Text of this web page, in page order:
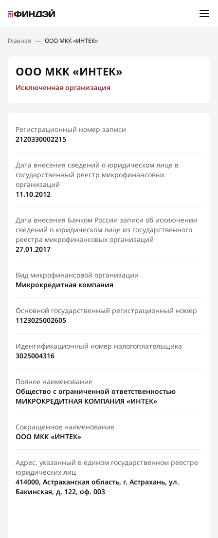
Подбор займа
Новости
Финансовое просвещение
Главная — ООО МКК «ИНТЕК»
ООО МКК «ИНТЕК»
Исключенная организация
Регистрационный номер записи
2120330002215
Дата внесения сведений о юридическом лице в
государственный реестр микрофинансовых
организаций
11.10.2012
Дата внесения Банком России записи об исключении
сведений о юридическом лице из государственного
реестра микрофинансовых организаций
27.01.2017
Вид микрофинансовой организации
Микрокредитная компания
Основной государственный регистрационный номер
1123025002605
Идентификационный номер налогоплательщика
3025004316
Полное наименование
Общество с ограниченной ответственностью
МИКРОКРЕДИТНАЯ КОМПАНИЯ «ИНТЕК»
Сокращенное наименование
ООО МКК «ИНТЕК»
Адрес, указанный в едином государственном реестре
юридических лиц
414000, Астраханская область, г. Астрахань, ул.
Бакинская, д. 122, оф. 003
Ошибка:Контактная форма не найдена.
Спасибо, что написали нам
Мы свяжемся с Вами в ближайшее время и сообщим
результат
Отправить новый запрос